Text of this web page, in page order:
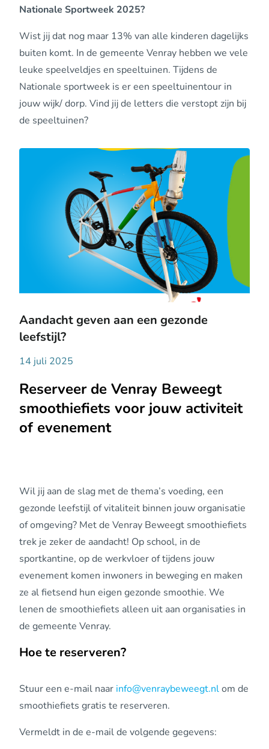
Nationale Sportweek 2025?
Wist jij dat nog maar 13% van alle kinderen dagelijks
buiten komt. In de gemeente Venray hebben we vele
leuke speelveldjes en speeltuinen. Tijdens de
Nationale sportweek is er een speeltuinentour in
jouw wijk/ dorp. Vind jij de letters die verstopt zijn bij
de speeltuinen?
Aandacht geven aan een gezonde
leefstijl?
14 juli 2025
Reserveer de Venray Beweegt
smoothiefiets voor jouw activiteit
of evenement
Wil jij aan de slag met de thema’s voeding, een
gezonde leefstijl of vitaliteit binnen jouw organisatie
of omgeving? Met de Venray Beweegt smoothiefiets
trek je zeker de aandacht! Op school, in de
sportkantine, op de werkvloer of tijdens jouw
evenement komen inwoners in beweging en maken
ze al fietsend hun eigen gezonde smoothie. We
lenen de smoothiefiets alleen uit aan organisaties in
de gemeente Venray.
Hoe te reserveren?
Stuur een e-mail naar info@venraybeweegt.nlom de
smoothiefiets gratis te reserveren.
Vermeldt in de e-mail de volgende gegevens: